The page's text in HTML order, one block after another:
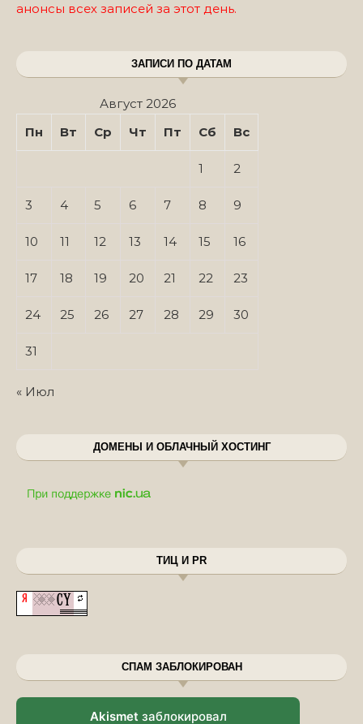
анонсы всех записей за этот день.
ЗАПИСИ ПО ДАТАМ
Август 2026
Пн
Вт Ср Чт Пт Сб Вс
1 2
3 4 5 6 7 8 9
10 11 12 13 14 15 16
17 18 19 20 21 22 23
24 25 26 27 28 29 30
31
« Июл
ДОМЕНЫ И ОБЛАЧНЫЙ ХОСТИНГ
ТИЦ И PR
СПАМ ЗАБЛОКИРОВАН
Akismet заблокировал